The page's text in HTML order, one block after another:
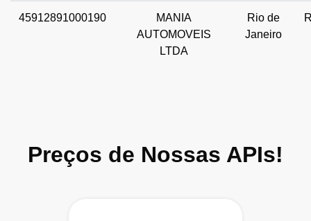
45912891000190
MANIA
AUTOMOVEIS
LTDA
Rio de
Janeiro
Preços de Nossas APIs!